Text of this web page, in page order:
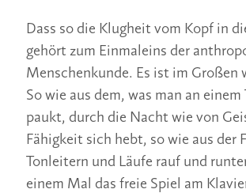
Dass so die Klugheit vom Kopf in
gehört zum Einmaleins der
Menschenkunde. Es ist im Großen
So wie aus dem, was man an
paukt, durch die Nacht wie von
Fähigkeit sich hebt, so wie aus der
Tonleitern und Läufe rauf und
einem Mal das freie Spiel am